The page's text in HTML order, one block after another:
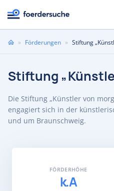
Sie» Förderungen » Stiftung
Stiftung
Die Stiftung „Künstler von
engagiert sich in der
und um Braunschweig.
FÖRDERHÖHE
k.A